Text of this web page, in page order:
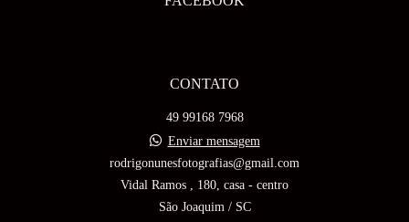
CONTATO
49 99168 7968
Enviar mensagem
rodrigonunesfotografias@gmail.com
Vidal Ramos , 180, casa - centro
São Joaquim / SC